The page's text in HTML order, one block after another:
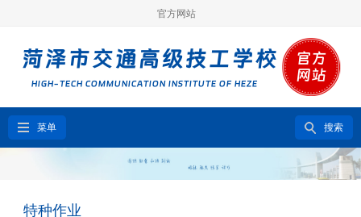
官方网站
菜单 搜索
特种作业